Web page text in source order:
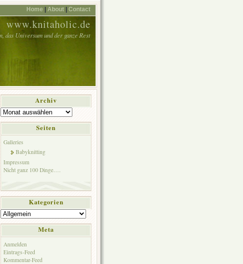
Home | About | Contact
www.knitaholic.de
das Universum und der ganze Rest
Archiv
Archiv
Seiten
Galleries
Babyknitting
Impressum
Nicht ganz 100 Dinge….
Kategorien
Kategorien
Meta
Anmelden
Eintrags-Feed
Kommentar-Feed